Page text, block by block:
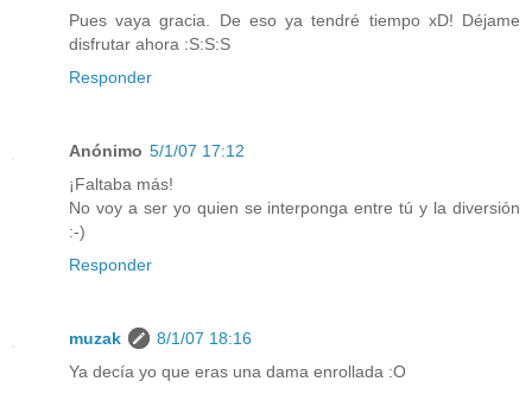
Pues vaya gracia. De eso ya tendré tiempo xD! Déjame
disfrutar ahora :S:S:S
Responder
Anónimo 5/1/07 17:12
¡Faltaba más!
No voy a ser yo quien se interponga entre tú y la diversión
:-)
Responder
muzak
8/1/07 18:16
Ya decía yo que eras una dama enrollada :O